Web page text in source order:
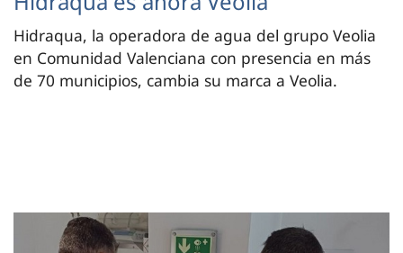
Hidraqua, la operadora de agua del grupo Veolia
en Comunidad Valenciana con presencia en más
de 70 municipios, cambia su marca a Veolia.